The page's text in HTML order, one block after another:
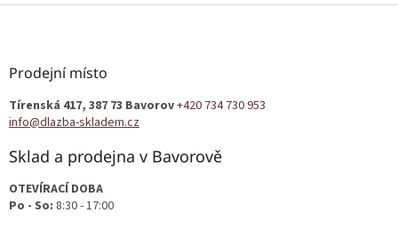
Z
Prodejní místo
Tírenská 417, 387 73 Bavorov+420 734 730 953
info@dlazba-skladem.cz
Sklad a prodejna v Bavorově
OTEVÍRACÍ DOBA
Po - So: 8:30 - 17:00